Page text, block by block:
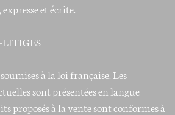
et écrite.
LITIGES
à la loi française. Les
sont présentées en langue
proposés à la vente sont conformes à